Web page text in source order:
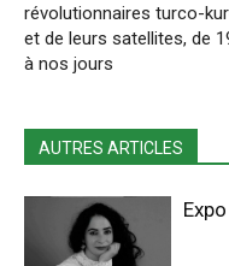
révolutionnaires turco-
et de leurs satellites, de
à nos jours
AUTRES ARTICLES